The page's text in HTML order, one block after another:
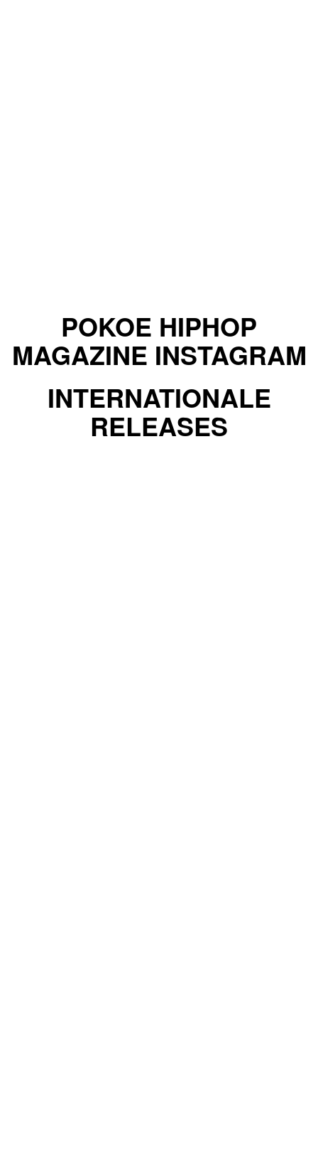
POKOE HIPHOP
MAGAZINE INSTAGRAM
INTERNATIONALE
RELEASES